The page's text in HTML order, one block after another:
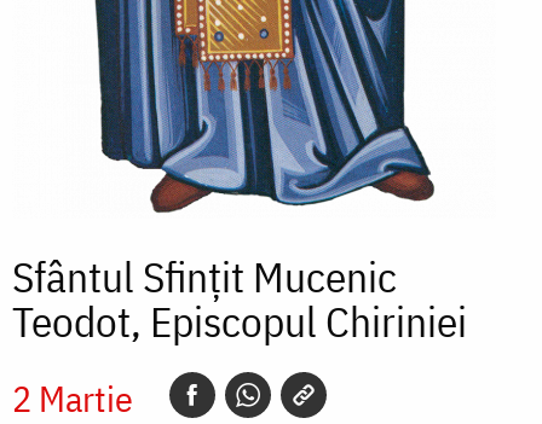
Sfântul Sfințit Mucenic
Teodot, Episcopul Chiriniei
2 Martie